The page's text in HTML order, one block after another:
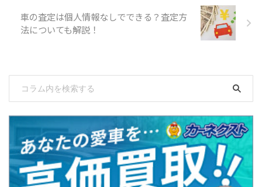
車の査定は個人情報なしでできる？査定方
法についても解説！